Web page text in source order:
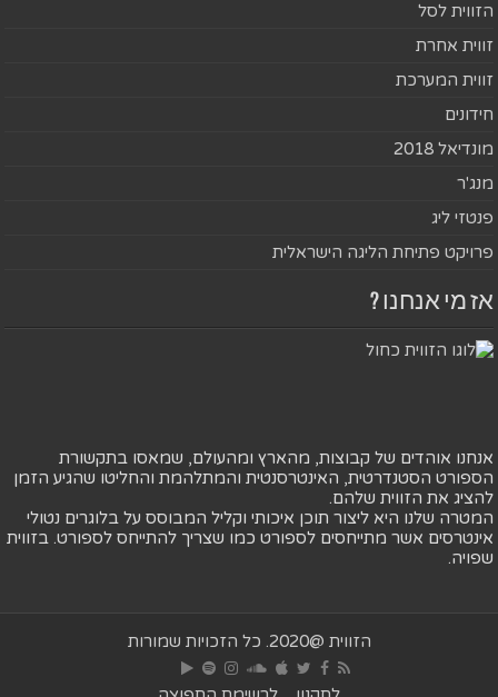
הזווית לסל
זווית אחרת
זווית המערכת
חידונים
מונדיאל 2018
מנג'ר
פנטזי ליג
פרויקט פתיחת הליגה הישראלית
אז מי אנחנו ?
אנחנו אוהדים של קבוצות, מהארץ ומהעולם, שמאסו בתקשורת
הספורט הסטנדרטית, האינטרסנטית והמתלהמת והחליטו שהגיע הזמן
להציג את הזווית שלהם.
המטרה שלנו היא ליצור תוכן איכותי וקליל המבוסס על בלוגרים נטולי
אינטרסים אשר מתייחסים לספורט כמו שצריך להתייחס לספורט. בזווית
שפויה.
הזווית @2020. כל הזכויות שמורות